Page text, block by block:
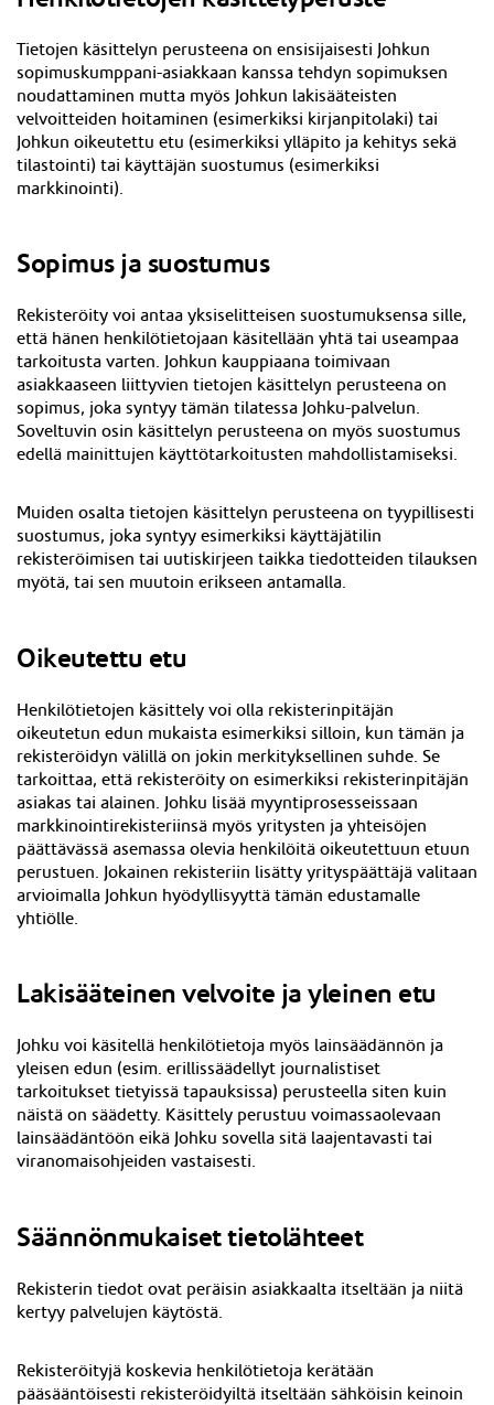
Tietojen käsittelyn perusteena on ensisijaisesti Johkun
sopimuskumppani-asiakkaan kanssa tehdyn sopimuksen
noudattaminen mutta myös Johkun lakisääteisten
velvoitteiden hoitaminen (esimerkiksi kirjanpitolaki) tai
Johkun oikeutettu etu (esimerkiksi ylläpito ja kehitys sekä
tilastointi) tai käyttäjän suostumus (esimerkiksi
markkinointi).
Sopimus ja suostumus
Rekisteröity voi antaa yksiselitteisen suostumuksensa sille,
että hänen henkilötietojaan käsitellään yhtä tai useampaa
tarkoitusta varten. Johkun kauppiaana toimivaan
asiakkaaseen liittyvien tietojen käsittelyn perusteena on
sopimus, joka syntyy tämän tilatessa Johku-palvelun.
Soveltuvin osin käsittelyn perusteena on myös suostumus
edellä mainittujen käyttötarkoitusten mahdollistamiseksi.
Muiden osalta tietojen käsittelyn perusteena on tyypillisesti
suostumus, joka syntyy esimerkiksi käyttäjätilin
rekisteröimisen tai uutiskirjeen taikka tiedotteiden tilauksen
myötä, tai sen muutoin erikseen antamalla.
Oikeutettu etu
Henkilötietojen käsittely voi olla rekisterinpitäjän
oikeutetun edun mukaista esimerkiksi silloin, kun tämän ja
rekisteröidyn välillä on jokin merkityksellinen suhde. Se
tarkoittaa, että rekisteröity on esimerkiksi rekisterinpitäjän
asiakas tai alainen. Johku lisää myyntiprosesseissaan
markkinointirekisteriinsä myös yritysten ja yhteisöjen
päättävässä asemassa olevia henkilöitä oikeutettuun etuun
perustuen. Jokainen rekisteriin lisätty yrityspäättäjä valitaan
arvioimalla Johkun hyödyllisyyttä tämän edustamalle
yhtiölle.
Lakisääteinen velvoite ja yleinen etu
Johku voi käsitellä henkilötietoja myös lainsäädännön ja
yleisen edun (esim. erillissäädellyt journalistiset
tarkoitukset tietyissä tapauksissa) perusteella siten kuin
näistä on säädetty. Käsittely perustuu voimassaolevaan
lainsäädäntöön eikä Johku sovella sitä laajentavasti tai
viranomaisohjeiden vastaisesti.
Säännönmukaiset tietolähteet
Rekisterin tiedot ovat peräisin asiakkaalta itseltään ja niitä
kertyy palvelujen käytöstä.
Rekisteröityjä koskevia henkilötietoja kerätään
pääsääntöisesti rekisteröidyiltä itseltään sähköisin keinoin